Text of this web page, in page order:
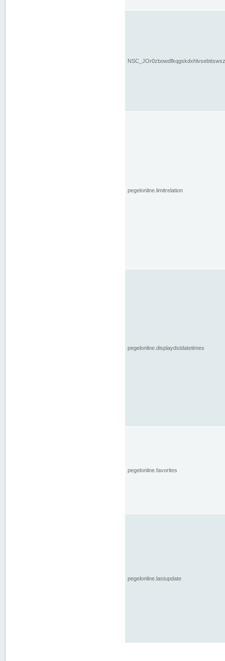
pegelonline.limitrelation
pegelonline.displaydstdatetimes
pegelonline.favorites
pegelonline.lastupdate